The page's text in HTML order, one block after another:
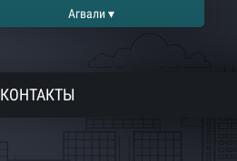
Агвали ▾
КОНТАКТЫ